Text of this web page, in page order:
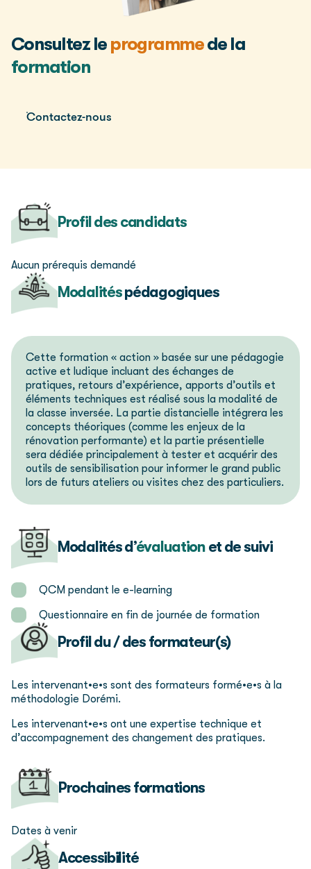
Consultez le programmede la
formation
Contactez-nous
Profil des candidats
Aucun prérequis demandé
Modalitéspédagogiques
Cette formation « action » basée sur une pédagogie
active et ludique incluant des échanges de
pratiques, retours d’expérience, apports d’outils et
éléments techniques est réalisé sous la modalité de
la classe inversée. La partie distancielle intégrera les
concepts théoriques (comme les enjeux de la
rénovation performante) et la partie présentielle
sera dédiée principalement à tester et acquérir des
outils de sensibilisation pour informer le grand public
lors de futurs ateliers ou visites chez des particuliers.
Modalités d’évaluationet de suivi
QCM pendant le e-learning
Questionnaire en fin de journée de formation
Profil du / des formateur(s)
Les intervenant•e•s sont des formateurs formé•e•s à la
méthodologie Dorémi.
Les intervenant•e•s ont une expertise technique et
d’accompagnement des changement des pratiques.
Prochaines formations
Dates à venir
Accessibilité